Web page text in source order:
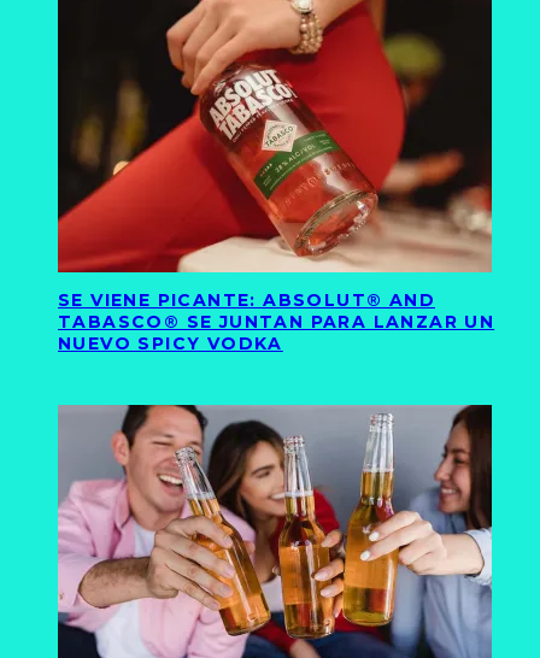
SE VIENE PICANTE: ABSOLUT® AND
TABASCO® SE JUNTAN PARA LANZAR UN
NUEVO SPICY VODKA